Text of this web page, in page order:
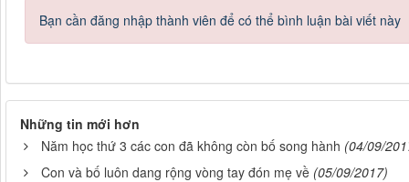
Bạn cần đăng nhập thành viên để có thể bình luận bài viết này
Những tin mới hơn
Năm học thứ 3 các con đã không còn bố song hành (04/09/
Con và bố luôn dang rộng vòng tay đón mẹ về (05/09/2017)